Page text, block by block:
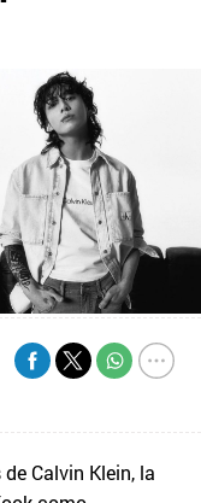
Calvin Klein, la